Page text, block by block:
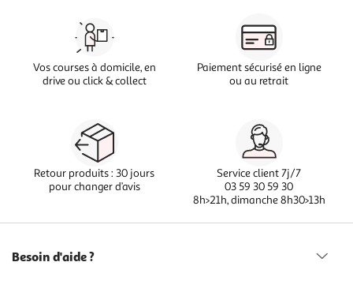
Vos courses à domicile, en
drive ou click & collect
Paiement sécurisé en ligne
ou au retrait
Retour produits : 30 jours
pour changer d’avis
Service client 7j/7
03 59 30 59 30
8h>21h, dimanche 8h30>13h
Besoin d'aide ?